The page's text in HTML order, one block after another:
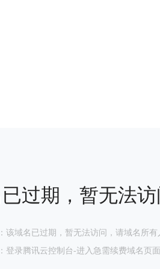
过期，暂无法访
该域名已过期，暂无法访问，请域名所
登录腾讯云控制台-进入急需续费域名页